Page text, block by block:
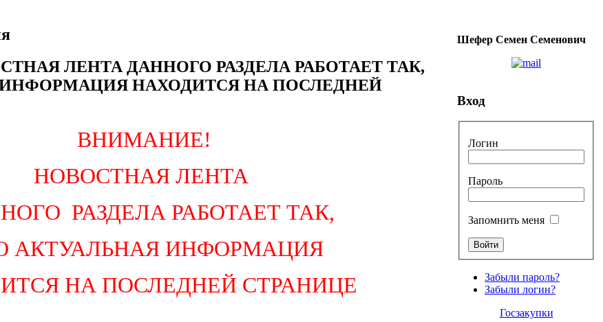
ЛЕНТА ДАННОГО РАЗДЕЛА РАБОТАЕТ ТАК,
НАХОДИТСЯ НА ПОСЛЕДНЕЙ
ВНИМАНИЕ!
НОВОСТНАЯ ЛЕНТА
РАЗДЕЛА РАБОТАЕТ ТАК,
АКТУАЛЬНАЯ ИНФОРМАЦИЯ
НА ПОСЛЕДНЕЙ СТРАНИЦЕ
Шефер Семен Семенович
Вход
Логин
Пароль
Запомнить меня
Забыли пароль?
Забыли логин?
Госзакупки